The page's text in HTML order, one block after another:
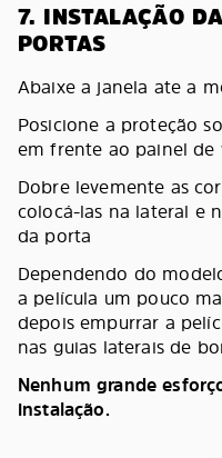
7. INSTALAÇÃO
PORTAS
Abaixe a janela ate a
Posicione a proteção
em frente ao painel de
Dobre levemente as
colocá-las na lateral e
da porta
Dependendo do
a película um pouco
depois empurrar a
nas guias laterais de
Nenhum grande
instalação.